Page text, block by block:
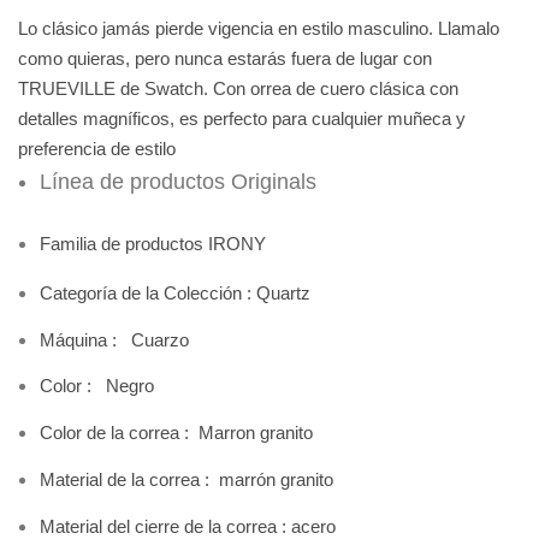
Lo clásico jamás pierde vigencia en estilo masculino. Llamalo
como quieras, pero nunca estarás fuera de lugar con
TRUEVILLE de Swatch. Con orrea de cuero clásica con
detalles magníficos, es perfecto para cualquier muñeca y
preferencia de estilo
Línea de productos Originals
Familia de productos IRONY
Categoría de la Colección : Quartz
Máquina : Cuarzo
Color : Negro
Color de la correa : Marron granito
Material de la correa : marrón granito
Material del cierre de la correa : acero